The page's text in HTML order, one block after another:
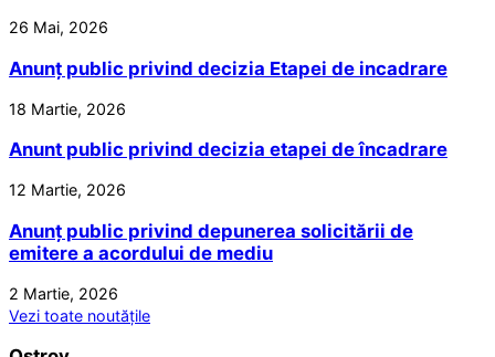
26 Mai, 2026
Anunț public privind decizia Etapei de incadrare
18 Martie, 2026
Anunt public privind decizia etapei de încadrare
12 Martie, 2026
Anunț public privind depunerea solicitării de
emitere a acordului de mediu
2 Martie, 2026
Vezi toate noutățile